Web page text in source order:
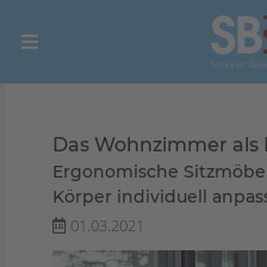
Das Wohnzimmer
Ergonomische
Körper individuell
01.03.2021